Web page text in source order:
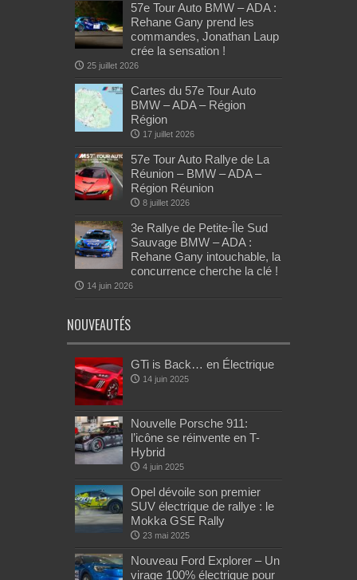
57e Tour Auto BMW – ADA :
Rehane Gany prend les
commandes, Jonathan Laup
crée la sensation !
25 juillet 2026
Cartes du 57e Tour Auto
BMW – ADA – Région
Région
17 juillet 2026
57e Tour Auto Rallye de La
Réunion – BMW – ADA –
Région Réunion
8 juillet 2026
3e Rallye de Petite-Île Sud
Sauvage BMW – ADA :
Rehane Gany intouchable, la
concurrence cherche la clé !
14 juin 2026
NOUVEAUTÉS
GTi is Back… en Électrique
14 juin 2025
Nouvelle Porsche 911:
l’icône se réinvente en T-
Hybrid
4 juin 2025
Opel dévoile son premier
SUV électrique de rallye : le
Mokka GSE Rally
23 mai 2025
Nouveau Ford Explorer – Un
virage 100% électrique pour